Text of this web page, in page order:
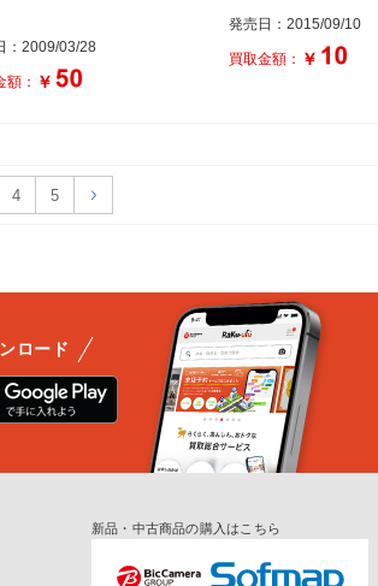
：2009/03/28
額： ￥
発売日：2015/09/10
買取金額： ￥
4 5
ロード
新品・中古商品の購入はこちら